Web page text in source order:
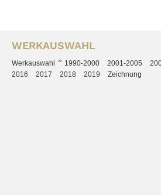
WERKAUSWAHL
Werkauswahl 29 1990-2000 2001-2005
2016
2017 2018 2019 Zeichnung